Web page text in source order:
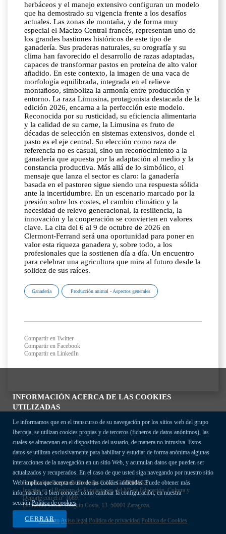
INFORMACIÓN ACERCA DE LAS COOKIES
UTILIZADAS
Le informamos que en el transcurso de su navegación por los sitios web del grupo
Ibercaja, se utilizan cookies propias y de terceros (ficheros de datos anónimos), las
cuales se almacenan en el dispositivo del usuario, de manera no intrusiva. Estos
datos se utilizan exclusivamente para habilitar y estudiar de forma anónima algunas
interacciones de la navegación en un sitio Web, y acumulan datos que pueden ser
actualizados y recuperados. En el caso de que usted siga navegando por nuestro sitio
Web implica que acepta el uso de las cookies indicadas. Puede obtener más
información, o bien conocer cómo cambiar la configuración, en nuestra
secciónPolítica de cookies
CERRAR
herbáceos y el manejo extensivo configuran un modelo
que ha demostrado su vigencia frente a los desafíos
actuales. Las zonas de montaña, y de forma muy
especial el Macizo Central francés, representan uno de
los grandes bastiones históricos de este tipo de
ganadería. Sus praderas naturales, su orografía y su
clima han favorecido el desarrollo de razas adaptadas,
capaces de transformar pastos en proteína de alto valor
añadido. En este contexto, la imagen de una vaca de
morfología equilibrada, integrada en el relieve
montañoso, simboliza la armonía entre producción y
entorno. La raza Limusina, protagonista destacada de la
edición 2026, encarna a la perfección este modelo.
Reconocida por su rusticidad, su eficiencia alimentaria
y la calidad de su carne, la Limusina es fruto de
décadas de selección en sistemas extensivos, donde el
pasto es el eje central. Su elección como raza de
referencia no es casual, sino un reconocimiento a la
ganadería que apuesta por la adaptación al medio y la
constancia productiva. Más allá de lo simbólico, el
mensaje que lanza el sector es claro: la ganadería
basada en el pastoreo sigue siendo una respuesta sólida
ante la incertidumbre. En un escenario marcado por la
presión sobre los costes, el cambio climático y la
necesidad de relevo generacional, la resiliencia, la
innovación y la cooperación se convierten en valores
clave. La cita del 6 al 9 de octubre de 2026 en
Clermont-Ferrand será una oportunidad para poner en
valor esta riqueza ganadera y, sobre todo, a los
profesionales que la sostienen día a día. Un encuentro
para celebrar una agricultura que mira al futuro desde la
solidez de sus raíces.
Ganadería Producción animal - Aspectos generales
Compartir en Twitter
Compartir en Facebook
Compartir en LinkedIn
Fundación Bancaria Ibercaja C.I.F. G-50000652.
Inscrita en el Registro de Fundaciones del Mº de Educación, Cultura y
Deporte con el nº 1689.
Domicilio social: Joaquín Costa, 13. 50001 Zaragoza.
ContactoAviso legal Política de privacidad Política de Cookies